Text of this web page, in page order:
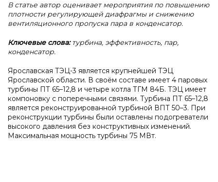
В статье автор оценивает мероприятия по повышению
плотности регулирующей диафрагмы и снижению
вентиляционного пропуска пара в конденсатор.
Ключевые слова:турбина, эффективность, пар,
конденсатор.
Ярославская ТЭЦ-3 является крупнейшей ТЭЦ
Ярославской области. В своём составе имеет 4 паровых
турбины ПТ 65–12,8 и четыре котла ТГМ 84Б. ТЭЦ имеет
компоновку с поперечными связями. Турбина ПТ 65–12,8
является реконструированной турбиной ВПТ 50–3. При
реконструкции турбины были оставлены подогреватели
высокого давления без конструктивных изменений.
Максимальная мощность турбины 75 МВт.